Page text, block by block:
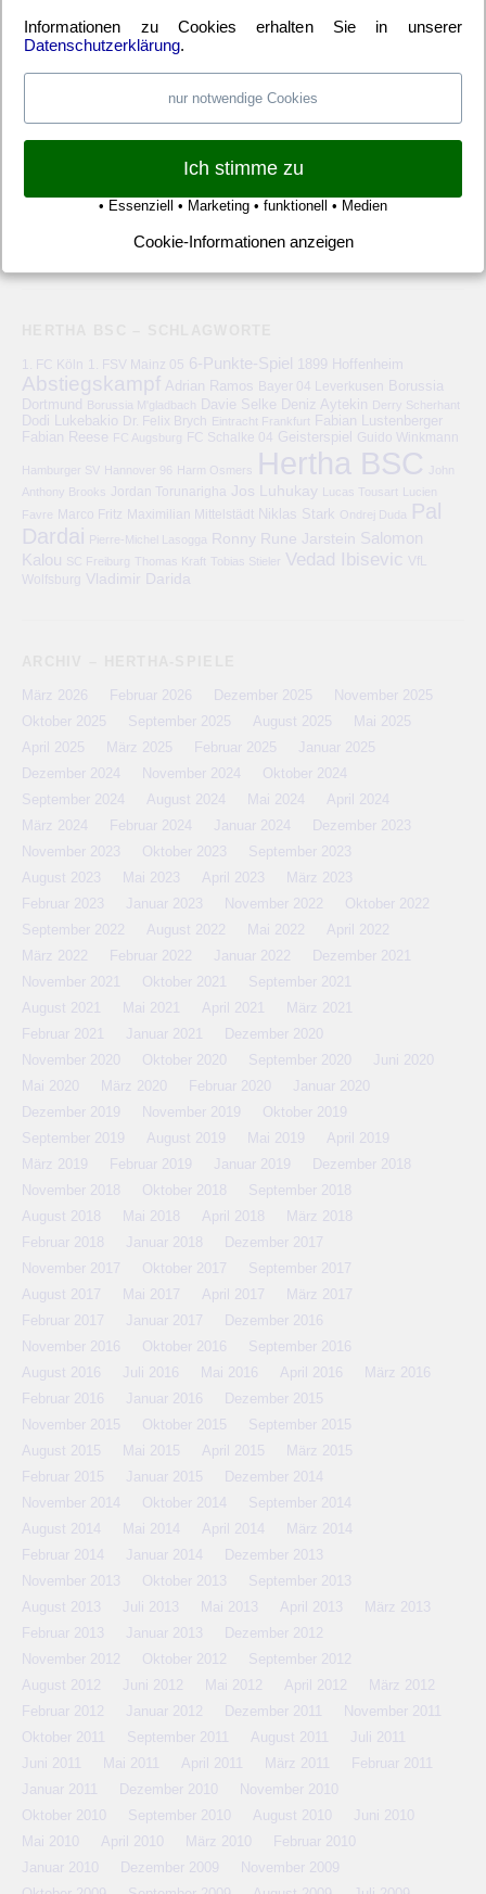
1. FC Köln 1. FSV Mainz 05 6-Punkte-Spiel 1899 Hoffenheim
Abstiegskampf Adrian Ramos Bayer 04 Leverkusen
Borussia
Dortmund
Borussia M'gladbach Davie Selke Deniz Aytekin Derry Scherhant
Dodi Lukebakio Dr. Felix Brych Eintracht Frankfurt
Fabian Lustenberger
Fabian Reese FC Augsburg FC Schalke 04 Geisterspiel Guido Winkmann
Hamburger SV Hannover 96 Harm Osmers Hertha BSC
John
Anthony Brooks
Jordan Torunarigha Jos Luhukay Lucas Tousart Lucien
Favre
Marco Fritz Maximilian Mittelstädt Niklas Stark Ondrej Duda Pal
Dardai Pierre-Michel Lasogga Ronny Rune Jarstein Salomon
Kalou SC Freiburg Thomas Kraft Tobias Stieler Vedad Ibisevic
VfL
Wolfsburg
Vladimir Darida
März 2026 Februar 2026 Dezember 2025
November 2025
Oktober 2025
September 2025 August 2025
Mai 2025
April 2025
März 2025 Februar 2025
Januar 2025
Dezember 2024
November 2024
Oktober 2024
September 2024
August 2024 Mai 2024
April 2024
März 2024
Februar 2024 Januar 2024
Dezember 2023
November 2023
Oktober 2023
September 2023
August 2023
Mai 2023 April 2023
März 2023
Februar 2023
Januar 2023 November 2022
Oktober 2022
September 2022
August 2022 Mai 2022
April 2022
März 2022
Februar 2022 Januar 2022
Dezember 2021
November 2021
Oktober 2021
September 2021
August 2021
Mai 2021 April 2021
März 2021
Februar 2021
Januar 2021
Dezember 2020
November 2020
Oktober 2020 September 2020
Juni 2020
Mai 2020
März 2020 Februar 2020
Januar 2020
Dezember 2019
November 2019
Oktober 2019
September 2019
August 2019 Mai 2019
April 2019
März 2019
Februar 2019 Januar 2019
Dezember 2018
November 2018
Oktober 2018
September 2018
August 2018
Mai 2018 April 2018
März 2018
Februar 2018
Januar 2018
Dezember 2017
November 2017
Oktober 2017
September 2017
August 2017
Mai 2017 April 2017
März 2017
Februar 2017
Januar 2017
Dezember 2016
November 2016
Oktober 2016
September 2016
August 2016
Juli 2016 Mai 2016 April 2016
März 2016
Februar 2016
Januar 2016
Dezember 2015
November 2015
Oktober 2015
September 2015
August 2015
Mai 2015 April 2015
März 2015
Februar 2015
Januar 2015
Dezember 2014
November 2014
Oktober 2014
September 2014
August 2014
Mai 2014 April 2014
März 2014
Februar 2014
Januar 2014
Dezember 2013
November 2013
Oktober 2013
September 2013
August 2013
Juli 2013 Mai 2013 April 2013
März 2013
Februar 2013
Januar 2013
Dezember 2012
November 2012
Oktober 2012
September 2012
August 2012
Juni 2012 Mai 2012 April 2012
März 2012
Februar 2012
Januar 2012 Dezember 2011
November 2011
Oktober 2011
September 2011 August 2011
Juli 2011
Juni 2011
Mai 2011 April 2011 März 2011
Februar 2011
Januar 2011
Dezember 2010
November 2010
Oktober 2010
September 2010 August 2010
Juni 2010
Mai 2010
April 2010 März 2010
Februar 2010
Januar 2010
Dezember 2009
November 2009
Informationen zu Cookies erhalten Sie in unserer
Datenschutzerklärung.
nur notwendige Cookies
Ich stimme zu
• Essenziell • Marketing • funktionell • Medien
Cookie-Informationen anzeigen